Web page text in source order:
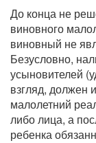
До конца не
виновного
виновный не
Безусловно,
усыновителей
взгляд, должен
малолетний
либо лица, а
ребенка